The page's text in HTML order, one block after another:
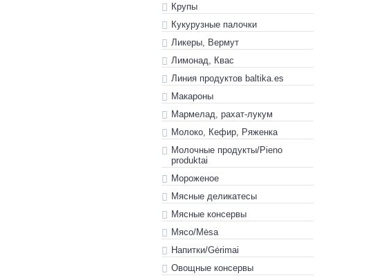
Крупы
Кукурузные палочки
Ликеры, Вермут
Лимонад, Квас
Линия продуктов baltika.es
Макароны
Мармелад, рахат-лукум
Молоко, Кефир, Ряженка
Молочные продукты/Pieno
produktai
Мороженое
Мясные деликатесы
Мясные консервы
Мясо/Mėsa
Напитки/Gėrimai
Овощные консервы